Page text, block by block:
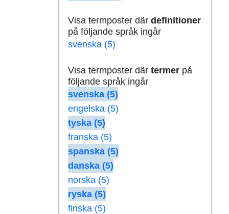
Visa termposter där definitioner
på följande språk ingår
svenska (5)
Visa termposter där termerpå
följande språk ingår
svenska (5)
engelska (5)
tyska (5)
franska (5)
spanska (5)
danska (5)
norska (5)
ryska (5)
finska (5)